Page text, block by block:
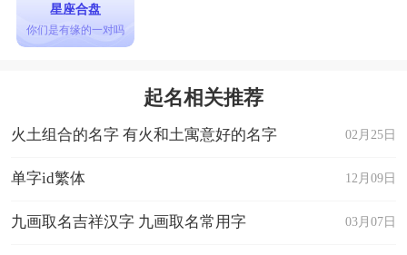
星座合盘
你们是有缘的一对吗
起名相关推荐
02月25日
火土组合的名字 有火和土寓意好的名字
12月09日
单字id繁体
03月07日
九画取名吉祥汉字 九画取名常用字